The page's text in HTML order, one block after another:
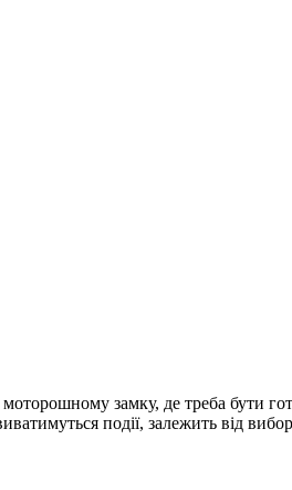
замку, де треба бути
події, залежить від